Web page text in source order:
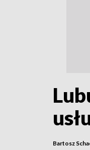
Bartosz